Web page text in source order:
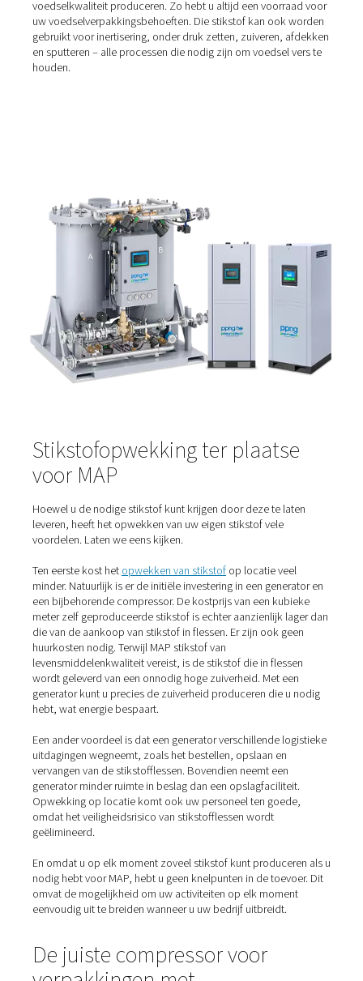
Hoe werkt verpakking met
gemodificeerde atmosfeer?
vervangen door een gasmengsel dat grotendeels uit
bestaat. Terwijl andere gassen worden gebruikt om de
omgevingslucht te zuiveren, zoals kooldioxide en
stikstof het gas van keuze. Want het is niet alleen inert,
geurloos en kleurloos. Dit is cruciaal omdat elk gas dat
MAP wordt gebruikt in contact komt met voedsel en
zijn.
En dat is misschien wel het grootste voordeel van
een generator op locatie kunt u een overvloed aan
gebruikt voor inertisering, onder druk zetten, zuiveren,
en sputteren – alle processen die nodig zijn om
houden.
Stikstofopwekking ter